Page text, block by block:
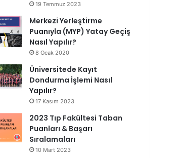
19 Temmuz 2023
Merkezi Yerleştirme
Puanıyla (MYP) Yatay Geçiş
Nasıl Yapılır?
8 Ocak 2020
Üniversitede Kayıt
Dondurma İşlemi Nasıl
Yapılır?
17 Kasım 2023
2023 Tıp Fakültesi Taban
Puanları & Başarı
Sıralamaları
10 Mart 2023